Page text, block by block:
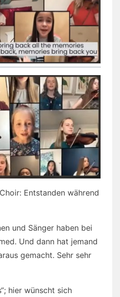
Entstanden während
und Sänger haben bei
Und dann hat jemand
gemacht. Sehr sehr
hier wünscht sich